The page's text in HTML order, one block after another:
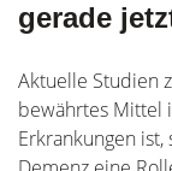
gerade
Aktuelle Studien
bewährtes Mittel
Erkrankungen